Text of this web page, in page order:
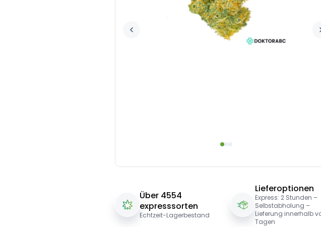
Über 4554
expresssorten
Echtzeit-Lagerbestand
Lieferoptionen
Express: 2 Stunden –
Selbstabholung –
Lieferung innerhalb
Tagen